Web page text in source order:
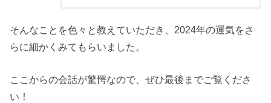
そんなことを色々と教えていただき、2024年の運気をさ
らに細かくみてもらいました。
ここからの会話が驚愕なので、ぜひ最後までご覧くださ
い！